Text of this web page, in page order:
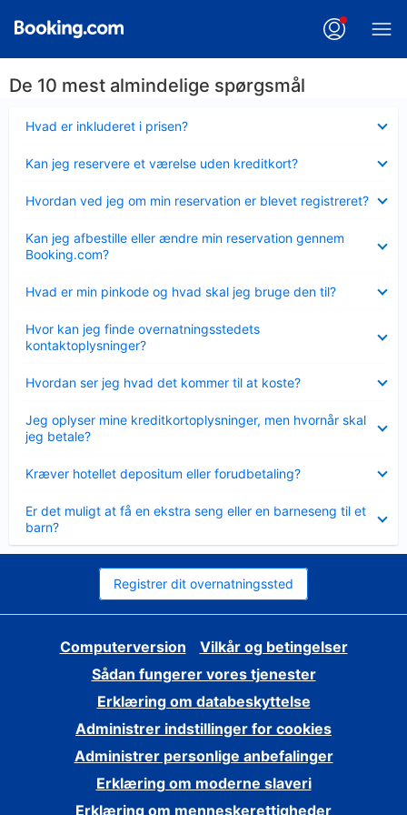
De 10 mest almindelige spørgsmål
Hvad er inkluderet i prisen?
Kan jeg reservere et værelse uden kreditkort?
Hvordan ved jeg om min reservation er blevet registreret?
Kan jeg afbestille eller ændre min reservation gennem
Booking.com?
Hvad er min pinkode og hvad skal jeg bruge den til?
Hvor kan jeg finde overnatningsstedets
kontaktoplysninger?
Hvordan ser jeg hvad det kommer til at koste?
Jeg oplyser mine kreditkortoplysninger, men hvornår skal
jeg betale?
Kræver hotellet depositum eller forudbetaling?
Er det muligt at få en ekstra seng eller en barneseng til et
barn?
Registrer dit overnatningssted
Computerversion
Vilkår og betingelser
Sådan fungerer vores tjenester
Erklæring om databeskyttelse
Administrer indstillinger for cookies
Administrer personlige anbefalinger
Erklæring om moderne slaveri
Erklæring om menneskerettigheder